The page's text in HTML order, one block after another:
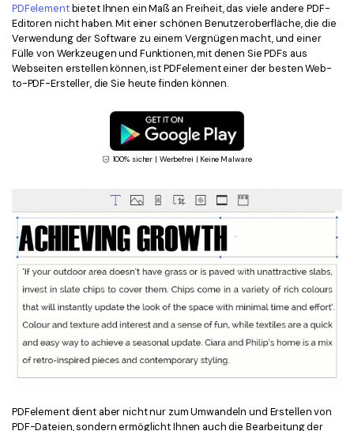
PDFelementbietet Ihnen ein Maß an Freiheit, das viele andere PDF-
Editoren nicht haben. Mit einer schönen Benutzeroberfläche, die die
Verwendung der Software zu einem Vergnügen macht, und einer
Fülle von Werkzeugen und Funktionen, mit denen Sie PDFs aus
Webseiten erstellen können, ist PDFelement einer der besten Web-
to-PDF-Ersteller, die Sie heute finden können.
100% sicher | Werbefrei | Keine Malware
PDFelement dient aber nicht nur zum Umwandeln und Erstellen von
PDF-Dateien, sondern ermöglicht Ihnen auch die Bearbeitung der